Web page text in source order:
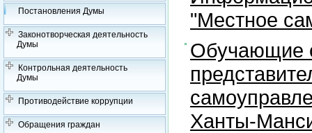
Постановления Думы
Законотворческая деятельность
Думы
Контрольная деятельность
Думы
Противодействие коррупции
Обращения граждан
"Местное
Обучающие
Ханты-